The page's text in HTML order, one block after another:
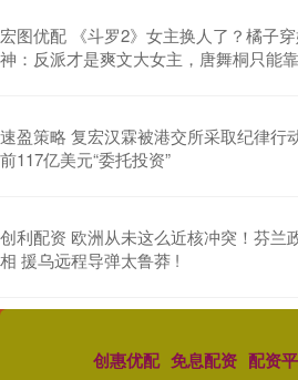
宏图优配 《斗罗2》女主换人了？橘子
神：反派才是爽文大女主，唐舞桐只能靠
速盈策略 复宏汉霖被港交所采取纪律行
前117亿美元“委托投资”
创利配资 欧洲从未这么近核冲突！芬兰
相 援乌远程导弹太鲁莽 !
创惠优配 免息配资 配资